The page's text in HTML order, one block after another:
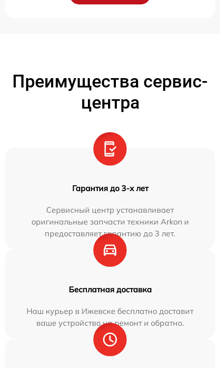
Преимущества сервис-
центра
Гарантия до 3-х лет
Сервисный центр устанавливает
оригинальные запчасти техники Arkon и
предоставляет гарантию до 3 лет.
Бесплатная доставка
Наш курьер в Ижевске бесплатно доставит
ваше устройство на ремонт и обратно.